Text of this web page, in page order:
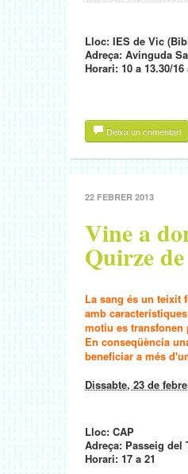
Lloc: IES de Vic
Adreça: Avinguda
Horari: 10 a 13.30/16
Deixa un comentari
22 FEBRER 2013
Vine a
Quirze
La sang és un teixit
amb
motiu es transfonen
En conseqüència
beneficiar a més
Dissabte, 23 de
Lloc: CAP
Adreça: Passeig del
Horari: 17 a 21